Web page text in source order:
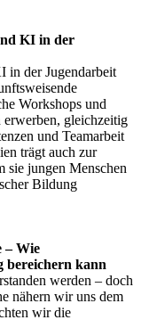
KI in der
in der Jugendarbeit
Workshops und
erwerben, gleichzeitig
und Teamarbeit
trägt auch zur
sie jungen Menschen
Bildung
– Wie
bereichern kann
werden – doch
nähern wir uns dem
wir die